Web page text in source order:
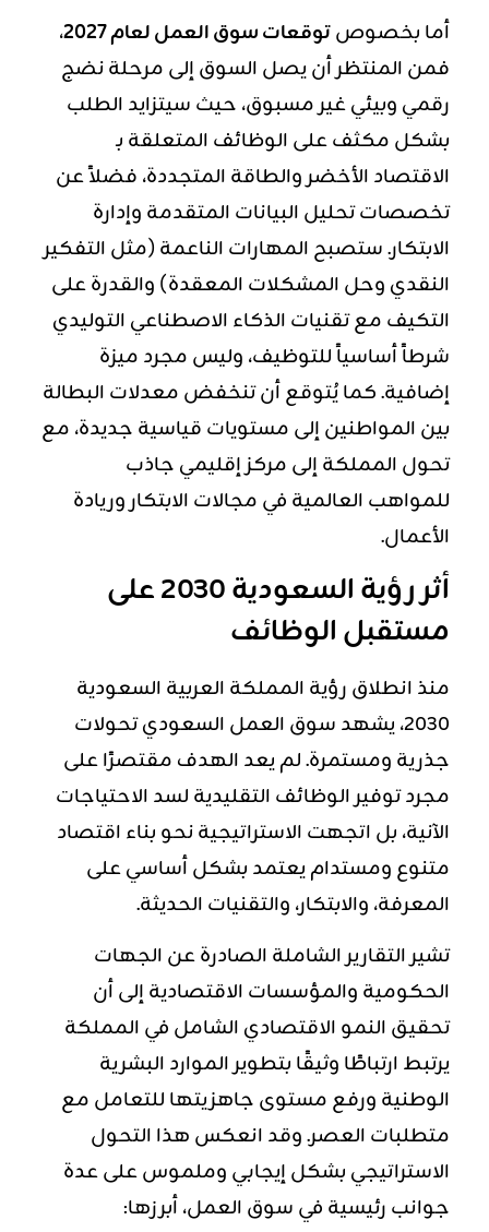
أما بخصوصتوقعات سوق العمل لعام 2027
،
فمن المنتظر أن يصل السوق إلى مرحلة نضج
رقمي وبيئي غير مسبوق، حيث سيتزايد الطلب
بشكل مكثف على الوظائف المتعلقة بـ
الاقتصاد الأخضر والطاقة المتجددة، فضلاً عن
تخصصات تحليل البيانات المتقدمة وإدارة
الابتكار. ستصبح المهارات الناعمة (مثل التفكير
النقدي وحل المشكلات المعقدة) والقدرة على
التكيف مع تقنيات الذكاء الاصطناعي التوليدي
شرطاً أساسياً للتوظيف، وليس مجرد ميزة
إضافية. كما يُتوقع أن تنخفض معدلات البطالة
بين المواطنين إلى مستويات قياسية جديدة، مع
تحول المملكة إلى مركز إقليمي جاذب
للمواهب العالمية في مجالات الابتكار وريادة
الأعمال.
أثر رؤية السعودية 2030 على
مستقبل الوظائف
منذ انطلاق رؤية المملكة العربية السعودية
2030، يشهد سوق العمل السعودي تحولات
جذرية ومستمرة. لم يعد الهدف مقتصرًا على
مجرد توفير الوظائف التقليدية لسد الاحتياجات
الآنية، بل اتجهت الاستراتيجية نحو بناء اقتصاد
متنوع ومستدام يعتمد بشكل أساسي على
المعرفة، والابتكار، والتقنيات الحديثة.
تشير التقارير الشاملة الصادرة عن الجهات
الحكومية والمؤسسات الاقتصادية إلى أن
تحقيق النمو الاقتصادي الشامل في المملكة
يرتبط ارتباطًا وثيقًا بتطوير الموارد البشرية
الوطنية ورفع مستوى جاهزيتها للتعامل مع
متطلبات العصر. وقد انعكس هذا التحول
الاستراتيجي بشكل إيجابي وملموس على عدة
جوانب رئيسية في سوق العمل، أبرزها: